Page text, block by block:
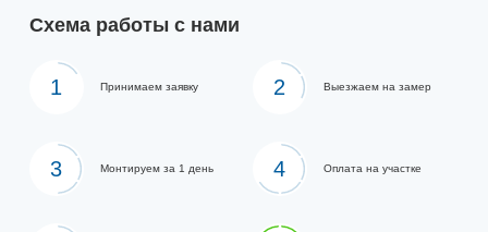
Схема работы с нами
1 Принимаем заявку 2 Выезжаем на замер
3 Монтируем за 1 день 4 Оплата на участке